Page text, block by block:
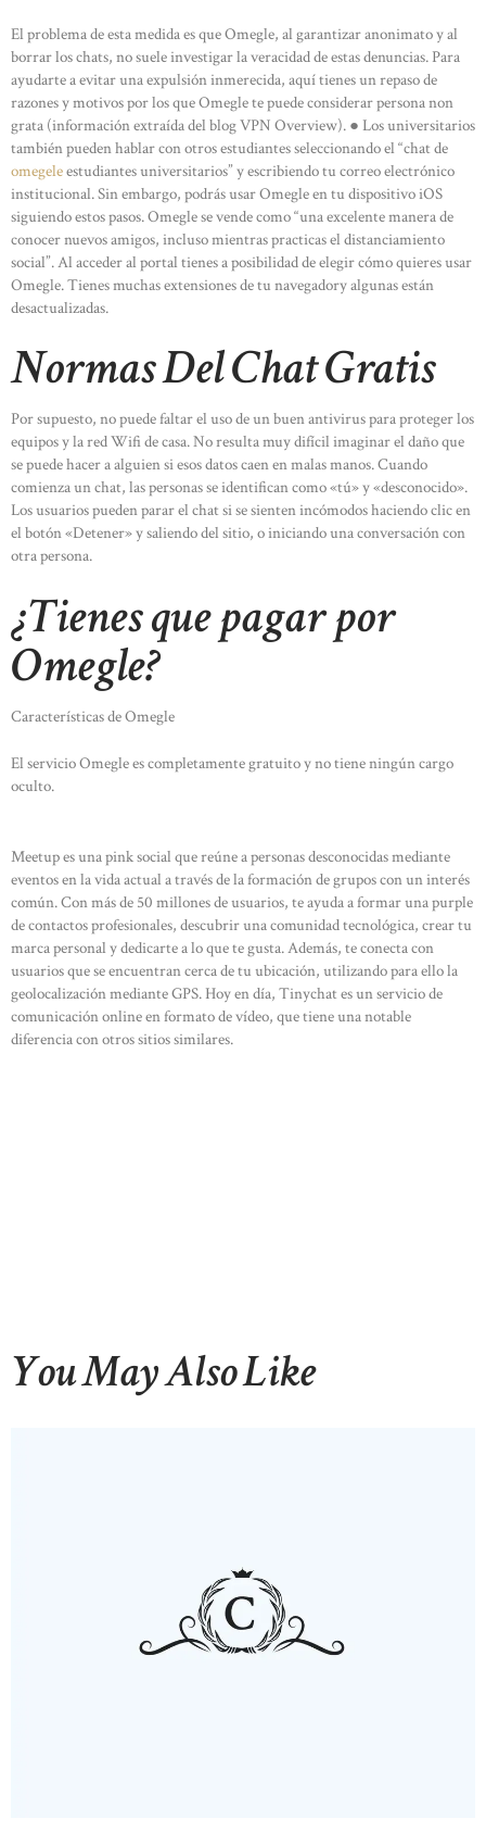
HOME
ABOUT US
OUR PORTFOLIO
OUR PRODUCTS
CONTACTS
El problema de esta medida es que Omegle, al garantizar anonimato y al
borrar los chats, no suele investigar la veracidad de estas denuncias. Para
ayudarte a evitar una expulsión inmerecida, aquí tienes un repaso de
razones y motivos por los que Omegle te puede considerar persona non
grata (información extraída del blog VPN Overview). ● Los universitarios
también pueden hablar con otros estudiantes seleccionando el “chat de
omegeleestudiantes universitarios” y escribiendo tu correo electrónico
institucional. Sin embargo, podrás usar Omegle en tu dispositivo iOS
siguiendo estos pasos. Omegle se vende como “una excelente manera de
conocer nuevos amigos, incluso mientras practicas el distanciamiento
social”. Al acceder al portal tienes a posibilidad de elegir cómo quieres usar
Omegle. Tienes muchas extensiones de tu navegadory algunas están
desactualizadas.
Normas Del Chat Gratis
Por supuesto, no puede faltar el uso de un buen antivirus para proteger los
equipos y la red Wifi de casa. No resulta muy difícil imaginar el daño que
se puede hacer a alguien si esos datos caen en malas manos. Cuando
comienza un chat, las personas se identifican como «tú» y «desconocido».
Los usuarios pueden parar el chat si se sienten incómodos haciendo clic en
el botón «Detener» y saliendo del sitio, o iniciando una conversación con
otra persona.
¿Tienes que pagar por
Omegle?
Características de Omegle
El servicio Omegle es completamente gratuito y no tiene ningún cargo
oculto.
Meetup es una pink social que reúne a personas desconocidas mediante
eventos en la vida actual a través de la formación de grupos con un interés
común. Con más de 50 millones de usuarios, te ayuda a formar una purple
de contactos profesionales, descubrir una comunidad tecnológica, crear tu
marca personal y dedicarte a lo que te gusta. Además, te conecta con
usuarios que se encuentran cerca de tu ubicación, utilizando para ello la
geolocalización mediante GPS. Hoy en día, Tinychat es un servicio de
comunicación online en formato de vídeo, que tiene una notable
diferencia con otros sitios similares.
You May Also Like